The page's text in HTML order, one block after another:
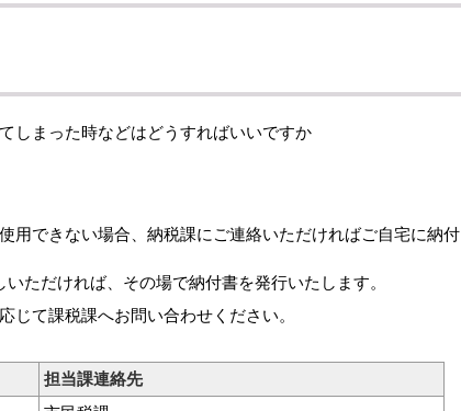
しまった時などはどうすればいいですか
用できない場合、納税課にご連絡いただければご自宅に納付
ただければ、その場で納付書を発行いたします。
て課税課へお問い合わせください。
担当課連絡先